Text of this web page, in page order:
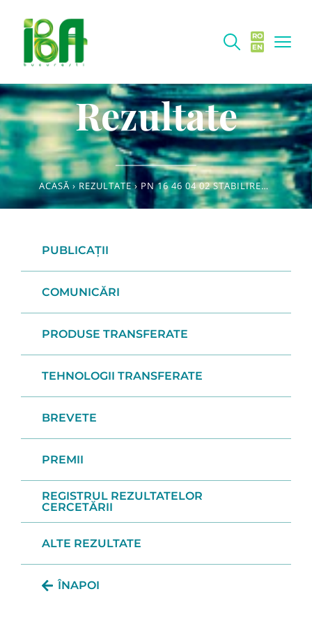
RO
EN
Rezultate
ACASĂ › REZULTATE › PN 16 46 04 02 STABILIREA NIVELULUI CONTAMINĂRII CU MICOTOXINE AL UNOR MATRICI ALIMENTARE COMPLEXE, ÎN FUNCȚIE DE TIPUL ȘI MOMENTUL DE APARIȚIE ALE MUCEGAIURILOR DE ALTERARE
PUBLICAȚII
COMUNICĂRI
PRODUSE TRANSFERATE
TEHNOLOGII TRANSFERATE
BREVETE
PREMII
REGISTRUL REZULTATELOR
CERCETĂRII
ALTE REZULTATE
ÎNAPOI